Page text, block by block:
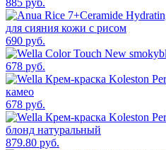
885 руб.
690 руб.
678 руб.
678 руб.
879.80 руб.